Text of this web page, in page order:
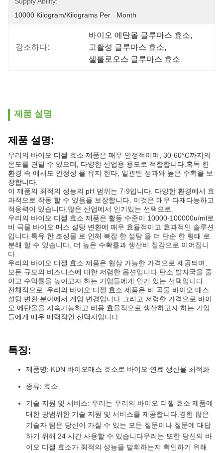
10000 Kilogram/Kilograms Per   Month
강조하다:
바이오 에탄올 글루마스 효소,
고활성 글루마스 효소,
셀룰로오스 글루마스 효소
제품 설명
제품 설명:
우리의 바이오 디젤 효소 제품은 매우 안정적이며, 30-60°C까지의
온도를 견딜 수 있으며, 다양한 산업용 용도로 적합합니다.혹독 한
환경 속 에서도 안정성 을 유지 한다, 일관된 성과와 높은 수확을 보
장합니다.
이 제품의 최적의 성능의 pH 범위는 7-9입니다. 다양한 환경에서 효
과적으로 작동 할 수 있음을 보장합니다. 이것은 매우 다재다능하고
적응력이 있습니다.많은 산업에서 인기있는 선택으로.
우리의 바이오 디젤 효소 제품은 활동 수준이 10000-100000u/ml로
비 곡물 바이오 매스 설탕 변환에 매우 효율적이고 효과적인 솔루션
입니다.특유 한 조성물 로 인해 복잡 한 설탕 을 더 단순 한 형태 로
분해 할 수 있습니다, 더 높은 수확률과 생산비 절감으로 이어집니
다.
우리의 바이오 디젤 효소 제품은 협상 가능한 가격으로 제공되며,
모든 규모의 비즈니스에 대한 저렴한 옵션입니다.탄소 발자국을 줄
이고 수익률을 높이고자 하는 기업들에게 인기 있는 선택입니다..
전체적으로, 우리의 바이오 디젤 효소 제품은 비 곡물 바이오 매스
설탕 변환 분야에서 게임 변경입니다.그리고 저렴한 가격으로 바이
오 에탄올을 지속가능하고 비용 효율적으로 생산하고자 하는 기업
들에게 매우 매력적인 선택지입니다..
특징:
제품명: KDN 바이오매스 효소로 바이오 연료 생산을 최적화
종류: 효소
기술 지원 및 서비스: 우리는 우리의 바이오 디젤 효소 제품에
대한 광범위한 기술 지원 및 서비스를 제공합니다.경험 많은
기술자 팀은 당신이 가질 수 있는 모든 질문이나 질문에 대답
하기 위해 24 시간 사용할 수 있습니다우리는 또한 당신의 바
이오 디젤 효소가 최적의 성능을 발휘하는지 확인하기 위해